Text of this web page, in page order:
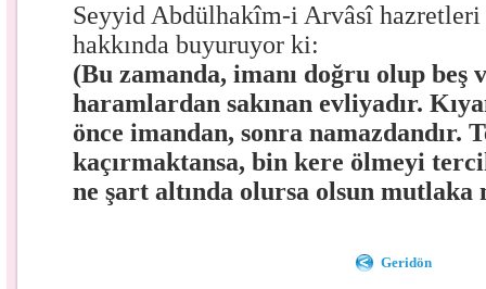
Seyyid Abdülhakîm-i Arvâsî hazretleri
hakkında buyuruyor ki:
(Bu zamanda, imanı doğru olup beş
haramlardan sakınan evliyadır.
önce imandan, sonra namazdandır.
kaçırmaktansa, bin kere ölmeyi
ne şart altında olursa olsun mutlaka
Geridön